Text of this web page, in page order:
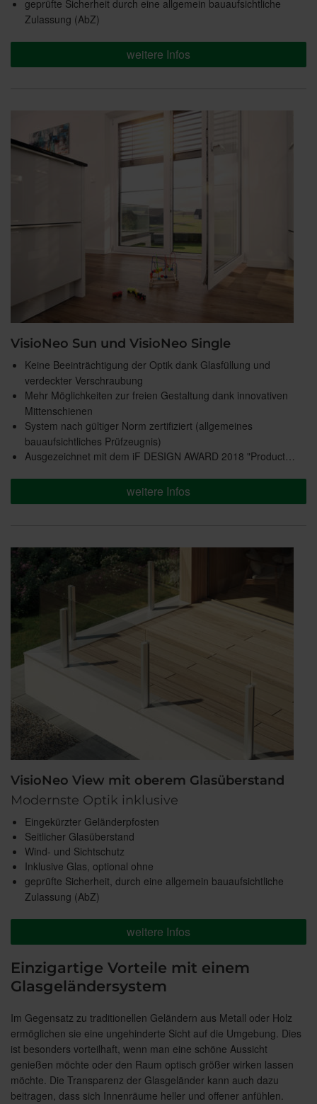
geprüfte Sicherheit durch eine allgemein bauaufsichtliche
Zulassung (AbZ)
weitere Infos
VisioNeo Sun und VisioNeo Single
Keine Beeinträchtigung der Optik dank Glasfüllung und
verdeckter Verschraubung
Mehr Möglichkeiten zur freien Gestaltung dank innovativen
Mittenschienen
System nach gültiger Norm zertifiziert (allgemeines
bauaufsichtliches Prüfzeugnis)
Ausgezeichnet mit dem iF DESIGN AWARD 2018 "Product…
weitere Infos
VisioNeo View mit oberem Glasüberstand
Modernste Optik inklusive
Eingekürzter Geländerpfosten
Seitlicher Glasüberstand
Wind- und Sichtschutz
Inklusive Glas, optional ohne
geprüfte Sicherheit, durch eine allgemein bauaufsichtliche
Zulassung (AbZ)
weitere Infos
Einzigartige Vorteile mit einem
Glasgeländersystem
Im Gegensatz zu traditionellen Geländern aus Metall oder Holz
ermöglichen sie eine ungehinderte Sicht auf die Umgebung. Dies
ist besonders vorteilhaft, wenn man eine schöne Aussicht
genießen möchte oder den Raum optisch größer wirken lassen
möchte. Die Transparenz der Glasgeländer kann auch dazu
beitragen, dass sich Innenräume heller und offener anfühlen.